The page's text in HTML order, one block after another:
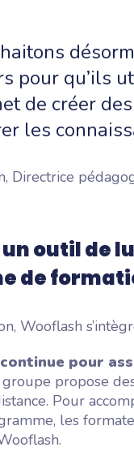
pour qu’ils
de créer
les
Directrice
outil de
de
Wooflash
pour
propose
Pour
les